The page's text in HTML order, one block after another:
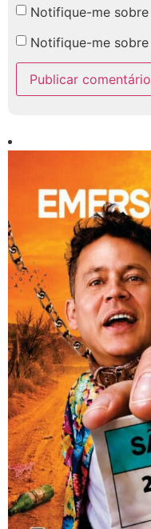
Notifique-me
Notifique-me